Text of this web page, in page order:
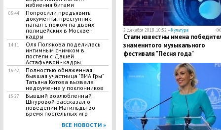
избиения битами
05:44
Попросили предъявить
документы: преступник
напал с ножом на двоих
полицейских в Москве -
кадры
14:11
Оля Полякова поделилась
интимным снимком в
постели с Дашей
Астафьевой - кадры
16:42
Полностью обнаженная
бывшая участница "ВИА Гры"
Татьяна Котова вызвала
недоумение у поклонников
15:27
Бывший возлюбленный
Шнуровой рассказал о
поведении Матильды во
время постельных игр
ВСЕ НОВОСТИ »
2 декабря 2018, 10:52 —Культура
​Стали известны имена
знаменитого музыкального
фестиваля "Песня года"